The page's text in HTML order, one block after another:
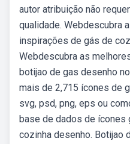
autor atribuição não
qualidade. Webdescubra
inspirações de gás de
Webdescubra as
botijao de gas desenho
mais de 2,715 ícones de
svg, psd, png, eps ou
base de dados de ícones
cozinha desenho. Botijao